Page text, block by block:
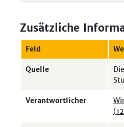
Zusätzliche
Feld
Quelle
Verantwortlicher